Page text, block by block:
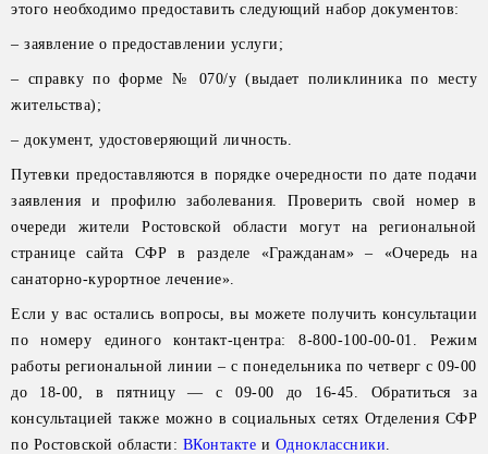
этого необходимо предоставить следующий набор документов:
– заявление о предоставлении услуги;
– справку по форме № 070/у (выдает поликлиника по месту
жительства);
– документ, удостоверяющий личность.
Путевки предоставляются в порядке очередности по дате подачи
заявления и профилю заболевания. Проверить свой номер в
очереди жители Ростовской области могут на региональной
странице сайта СФР в разделе «Гражданам» – «Очередь на
санаторно-курортное лечение».
Если у вас остались вопросы, вы можете получить консультации
по номеру единого контакт-центра: 8-800-100-00-01. Режим
работы региональной линии – с понедельника по четверг с 09-00
до 18-00, в пятницу — с 09-00 до 16-45. Обратиться за
консультацией также можно в социальных сетях Отделения СФР
по Ростовской области: ВКонтакте и Одноклассники.